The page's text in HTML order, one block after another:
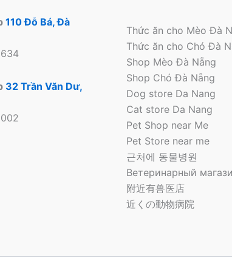
110 Đỗ Bá, Đà
32 Trần Văn Dư,
Thức ăn cho Mèo Đà
Thức ăn cho Chó Đà
Shop Mèo Đà Nẵng
Shop Chó Đà Nẵng
Dog store Da Nang
Cat store Da Nang
Pet Shop near Me
Pet Store near me
근처에 동물병원
Ветеринарный
附近有兽医店
近くの動物病院